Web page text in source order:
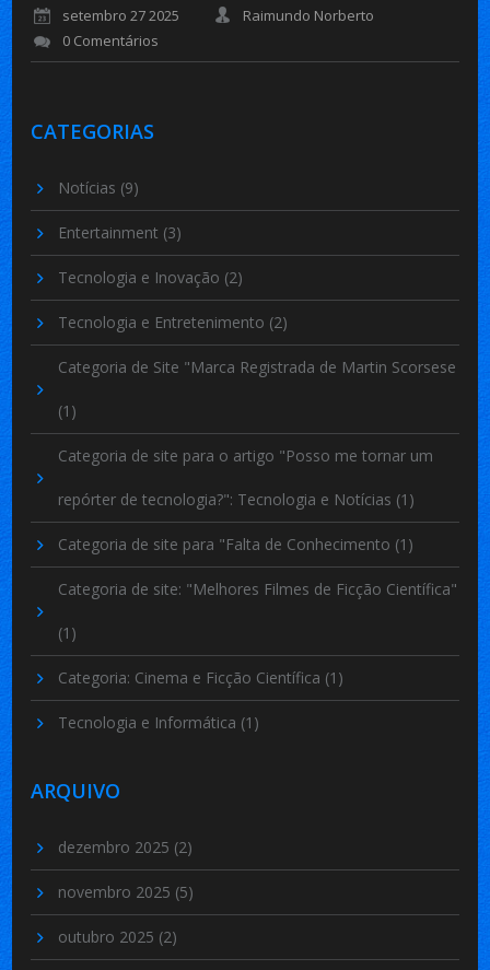
setembro 27 2025
Raimundo Norberto
0 Comentários
CATEGORIAS
Notícias (9)
Entertainment (3)
Tecnologia e Inovação (2)
Tecnologia e Entretenimento (2)
Categoria de Site "Marca Registrada de Martin Scorsese
(1)
Categoria de site para o artigo "Posso me tornar um
repórter de tecnologia?": Tecnologia e Notícias (1)
Categoria de site para "Falta de Conhecimento (1)
Categoria de site: "Melhores Filmes de Ficção Científica"
(1)
Categoria: Cinema e Ficção Científica (1)
Tecnologia e Informática (1)
ARQUIVO
dezembro 2025 (2)
novembro 2025 (5)
outubro 2025 (2)